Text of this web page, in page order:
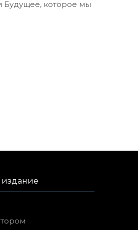
Будущее, которое мы
издание